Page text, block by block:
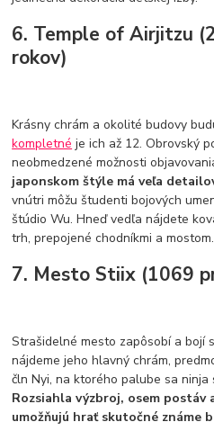
6. Temple of Airjitzu
rokov)
Krásny chrám a okolité budovy
kompletné je ich až 12. Obrovský
neobmedzené možnosti
japonskom štýle má veľa
vnútri môžu študenti bojových
štúdio Wu. Hneď vedľa nájdete
trh, prepojené chodníkmi a
7. Mesto Stiix (1069
Strašidelné mesto zapôsobí a bojí
nájdeme jeho hlavný chrám,
čln Nyi, na ktorého palube sa
Rozsiahla výzbroj, osem postáv
umožňujú hrať skutočné známe